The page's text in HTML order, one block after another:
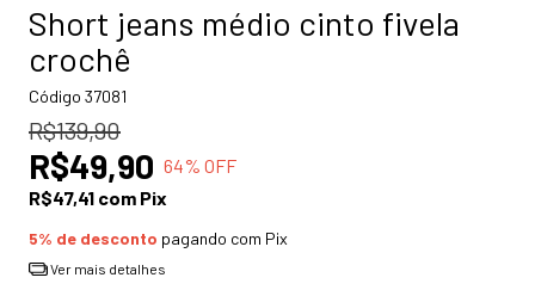
Short jeans médio cinto fivela
crochê
Código 37081
R$139,90
R$49,90 64% OFF
R$47,41 com Pix
5% de desconto pagando com Pix
Ver mais detalhes